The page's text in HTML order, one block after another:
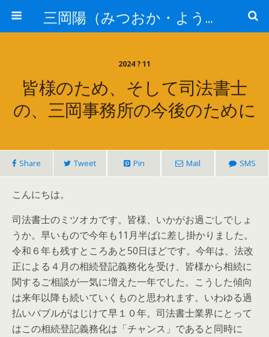
三岡陽（みつおか・よう）司法書士の骨【司法書士法人静岡】
2024 ? 11
皆様のため、そして司法書士
の、三岡事務所の今後のために
Share Tweet Pin Mail SMS
こんにちは。
司法書士のミツオカです。皆様、いかがお過ごしでしょ
うか。早いもので今年も11月半ばに差し掛かりました。
令和６年も残すところあと50日ほどです。今年は、法改
正による４月の相続登記義務化を受け、皆様から相続に
関するご相談が一気に増えた一年でした。こうした傾向
は来年以降も続いていくものと思われます。いわゆる過
払いバブルがはじけて早１０年。司法書士業界にとって
はこの相続登記義務化は「チャンス」であると同時に